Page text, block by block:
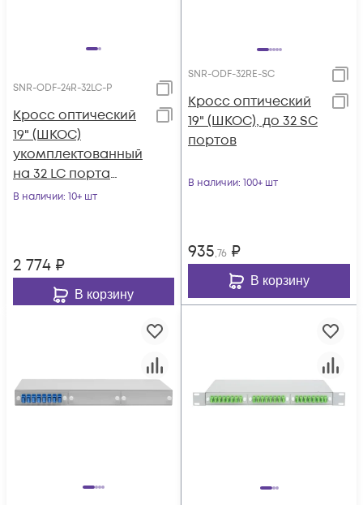
SNR-ODF-24R-32LC-P
Кросс оптический
19" (ШКОС)
укомплектованный
на 32 LC порта
(комплект с
В наличии: 10+ шт
2 774 ₽
В корзину
SNR-ODF-32RE-SC
Кросс оптический
19" (ШКОС), до 32 SC
портов
В наличии: 100+ шт
935,76 ₽
В корзину